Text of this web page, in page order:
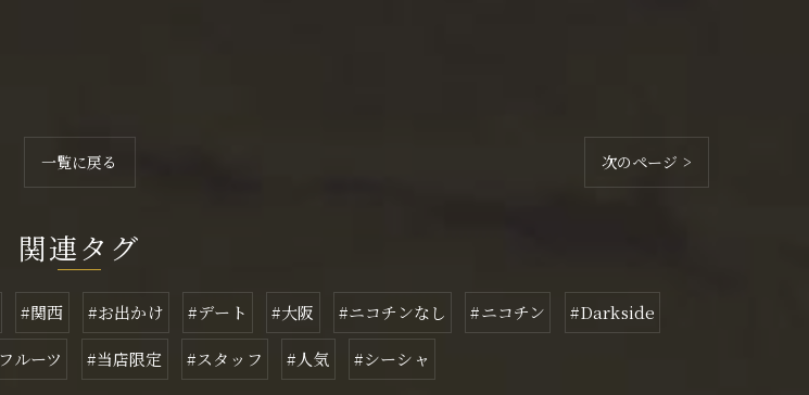
一覧に戻る 次のページ >
関連タグ
#関西 #お出かけ #デート #大阪 #ニコチンなし #ニコチン #Darkside
ルーツ #当店限定 #スタッフ #人気 #シーシャ